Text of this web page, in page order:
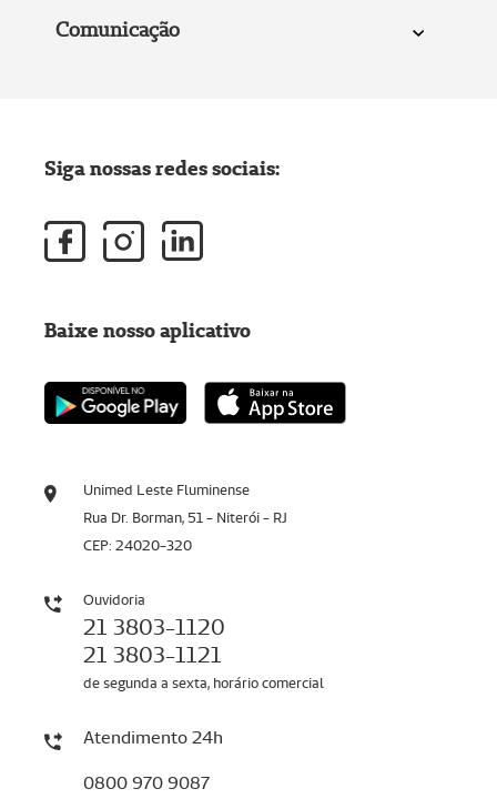
Comunicação
Unimed Leste Fluminense
Rua Dr. Borman, 51 - Niterói - RJ
CEP: 24020-320
Ouvidoria
21 3803-1120
21 3803-1121
de segunda a sexta, horário comercial
Atendimento 24h
0800 970 9087
Siga nossas redes sociais:
Baixe nosso aplicativo